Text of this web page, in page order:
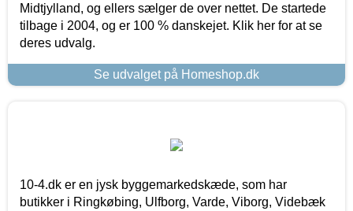
Midtjylland, og ellers sælger de over nettet. De startede
tilbage i 2004, og er 100 % danskejet. Klik her for at se
deres udvalg.
Se udvalget på Homeshop.dk
10-4.dk er en jysk byggemarkedskæde, som har
butikker i Ringkøbing, Ulfborg, Varde, Viborg, Videbæk